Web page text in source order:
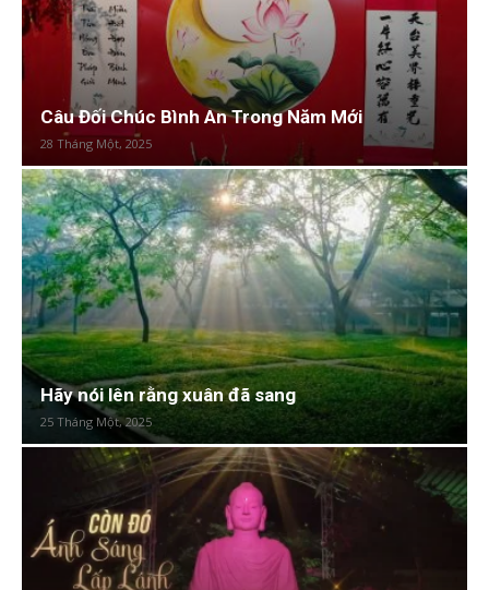
Câu Đối Chúc Bình An Trong Năm Mới
28 Tháng Một, 2025
Hãy nói lên rằng xuân đã sang
25 Tháng Một, 2025